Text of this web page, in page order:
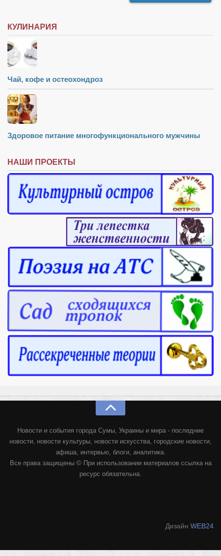
КУЛИНАРИЯ
Чай, кофе и остеохондроз
Здоровое питание многофункционального мужчины
НАШИ ПРОЕКТЫ
Новости и события города Сумы, Украины и мира - последние
новости, новости культуры, новости искусства, городские новости,
афиша, интервью, блоги, аналитика.
Все права защищены © При использовании материалов ссылка на
ресурс обязательна.
Дизайн WEB24